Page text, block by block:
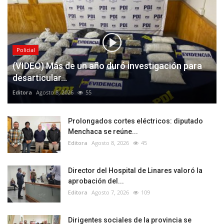
Policial
(VIDEO) Más de un año duró investigación para
desarticular...
Editora Agosto 8, 2026 55
Prolongados cortes eléctricos: diputado
Menchaca se reúne...
Editora Agosto 8, 2026 45
Director del Hospital de Linares valoró la
aprobación del...
Editora Agosto 7, 2026 109
Dirigentes sociales de la provincia se